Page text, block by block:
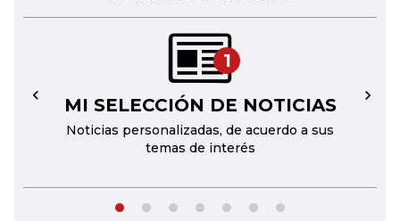
1
MI SELECCIÓN DE NOTICIAS
Noticias personalizadas, de acuerdo a sus
temas de interés
← →